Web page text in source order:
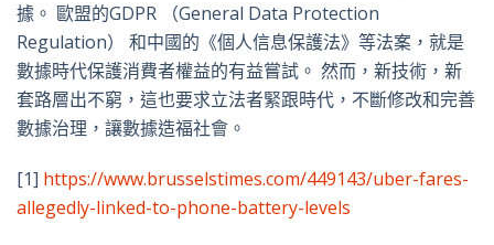
據。 歐盟的GDPR （General Data Protection
Regulation） 和中國的《個人信息保護法》等法案，就是
數據時代保護消費者權益的有益嘗試。 然而，新技術，新
套路層出不窮，這也要求立法者緊跟時代，不斷修改和完善
數據治理，讓數據造福社會。
[1] https://www.brusselstimes.com/449143/uber-fares-
allegedly-linked-to-phone-battery-levels